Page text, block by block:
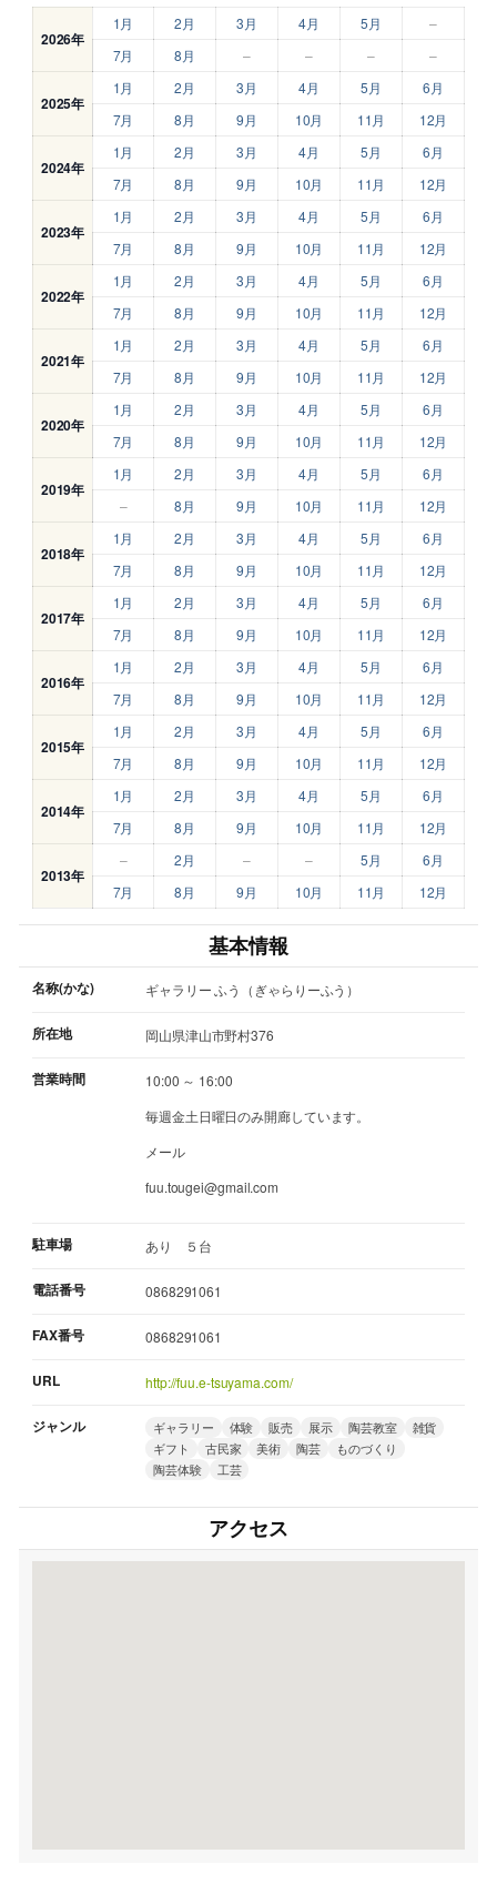
2026年
1月 2月 3月 4月 5月
–
7月
8月 – – – –
2025年
1月 2月 3月 4月 5月
6月
7月
8月 9月 10月 11月 12月
2024年
1月 2月 3月 4月 5月
6月
7月
8月 9月 10月 11月 12月
2023年
1月 2月 3月 4月 5月
6月
7月
8月 9月 10月 11月 12月
2022年
1月 2月 3月 4月 5月
6月
7月
8月 9月 10月 11月 12月
2021年
1月 2月 3月 4月 5月
6月
7月
8月 9月 10月 11月 12月
2020年
1月 2月 3月 4月 5月
6月
7月
8月 9月 10月 11月 12月
2019年
1月 2月 3月 4月 5月
6月
–
8月 9月 10月 11月 12月
2018年
1月 2月 3月 4月 5月
6月
7月
8月 9月 10月 11月 12月
2017年
1月 2月 3月 4月 5月
6月
7月
8月 9月 10月 11月 12月
2016年
1月 2月 3月 4月 5月
6月
7月
8月 9月 10月 11月 12月
2015年
1月 2月 3月 4月 5月
6月
7月
8月 9月 10月 11月 12月
2014年
1月 2月 3月 4月 5月
6月
7月
8月 9月 10月 11月 12月
2013年
– 2月 – – 5月
6月
7月
8月 9月 10月 11月 12月
基本情報
名称(かな) ギャラリー ふう（ぎゃらりーふう）
所在地 岡山県津山市野村376
営業時間
10:00 ～ 16:00
毎週金土日曜日のみ開廊しています。
メール
fuu.tougei@gmail.com
駐車場 あり ５台
電話番号 0868291061
FAX番号 0868291061
URL http://fuu.e-tsuyama.com/
ジャンル ギャラリー 体験 販売 展示 陶芸教室
雑貨
ギフト
古民家 美術 陶芸
ものづくり
陶芸体験
工芸
アクセス